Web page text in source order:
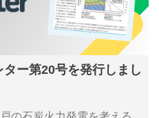
ター第20号を発行しまし